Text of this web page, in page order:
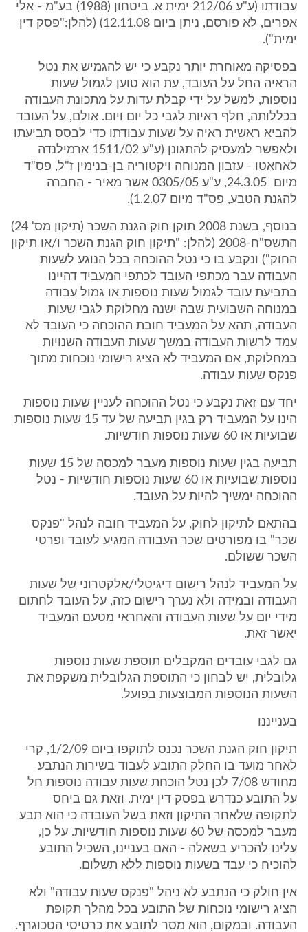
עבודתו (ע"ע 212/06 ימית א. ביטחון (1988) בע"מ - אלי
אפרים, לא פורסם, ניתן ביום 12.11.08) (להלן:"פסק דין
ימית").
בפסיקה מאוחרת יותר נקבע כי יש להגמיש את נטל
הראיה החל על העובד, עת הוא טוען לגמול שעות
נוספות, למשל על ידי קבלת עדות על מתכונת העבודה
בכללותה, חלף ראיות לגבי כל יום ויום. אולם, על העובד
להביא ראשית ראיה על שעות עבודתו כדי לבסס תביעתו
ולאפשר למעסיק להתגונן (ע"ע 1511/02 ארמילנדה
לאחאטו - עזבון המנוחה ויקטוריה בן-בנימין ז"ל, פס"ד
מיום 24.3.05, ע"ע 0305/05 אשר מאיר - החברה
להגנת הטבע, פס"ד מיום 1.2.07).
בנוסף, בשנת 2008 תוקן חוק הגנת השכר (תיקון מס' 24)
התשס"ח-2008 (להלן: "תיקון חוק הגנת השכר ו/או תיקון
החוק") ונקבע בו כי נטל ההוכחה בכל הנוגע לשעות
העבודה עבר מכתפי העובד לכתפי המעביד דהיינו
בתביעת עובד לגמול שעות נוספות או גמול עבודה
במנוחה השבועית שבה ישנה מחלוקת לגבי שעות
העבודה, תהא על המעביד חובת ההוכחה כי העובד לא
עמד לרשות העבודה במשך שעות העבודה השנויות
במחלוקת, אם המעביד לא הציג רישומי נוכחות מתוך
פנקס שעות עבודה.
יחד עם זאת נקבע כי נטל ההוכחה לעניין שעות נוספות
הינו על המעביד רק בגין תביעה של עד 15 שעות נוספות
שבועיות או 60 שעות נוספות חודשיות.
תביעה בגין שעות נוספות מעבר למכסה של 15 שעות
נוספות שבועיות או 60 שעות נוספות חודשיות - נטל
ההוכחה ימשיך להיות על העובד.
בהתאם לתיקון לחוק, על המעביד חובה לנהל "פנקס
שכר" בו מפורטים שכר העבודה המגיע לעובד ופרטי
השכר ששולם.
על המעביד לנהל רישום דיגיטלי/אלקטרוני של שעות
העבודה ובמידה ולא נערך רישום כזה, על העובד לחתום
מידי יום על שעות העבודה והאחראי מטעם המעביד
יאשר זאת.
גם לגבי עובדים המקבלים תוספת שעות נוספות
גלובלית, יש לבחון כי התוספת הגלובלית משקפת את
השעות הנוספות המבוצעות בפועל.
בענייננו
תיקון חוק הגנת השכר נכנס לתוקפו ביום 1/2/09, קרי
לאחר מועד בו החלק התובע לעבוד בשירות הנתבע
מחודש 7/08 לכן נטל הוכחת שעות עבודה נוספות חל
על התובע כנדרש בפסק דין ימית. וזאת גם ביחס
לתקופה שלאחר התיקון וזאת בשל העובדה כי הוא תבע
מעבר למכסה של 60 שעות נוספות חודשיות. על כן,
עלינו להכריע בשאלה - האם בעניינו, השכיל התובע
להוכיח כי עבד בשעות נוספות ללא תשלום.
אין חולק כי הנתבע לא ניהל "פנקס שעות עבודה" ולא
הציג רישומי נוכחות של התובע בכל מהלך תקופת
העבודה. ובמקום, הוא מסר לתובע את כרטיסי הטכוגרף.